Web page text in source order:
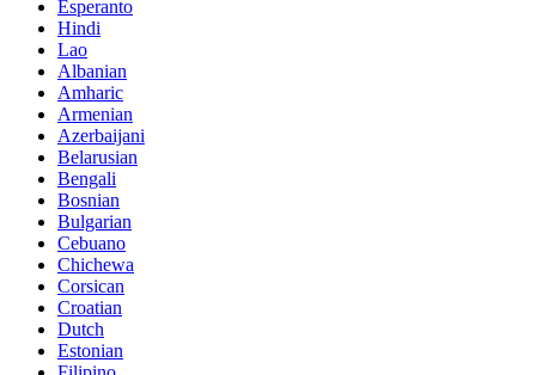
Esperanto
Hindi
Lao
Albanian
Amharic
Armenian
Azerbaijani
Belarusian
Bengali
Bosnian
Bulgarian
Cebuano
Chichewa
Corsican
Croatian
Dutch
Estonian